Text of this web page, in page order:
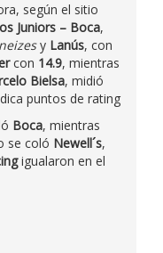
según el sitio
Juniors – Boca,
y Lanús, con
con 14.9, mientras
Bielsa, midió
puntos de rating
Boca, mientras
se coló Newell´s,
igualaron en el